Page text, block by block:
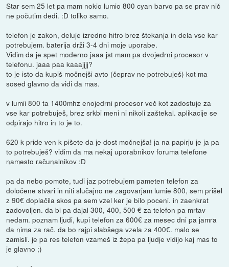
Star sem 25 let pa mam nokio lumio 800 cyan barvo pa se prav nič
ne počutim dedi. :D toliko samo.
telefon je zakon, deluje izredno hitro brez štekanja in dela vse kar
potrebujem. baterija drži 3-4 dni moje uporabe.
Vidim da je spet moderno jaaa jst mam pa dvojedrni procesor v
telefonu. jaaa paa kaaajjjj?
to je isto da kupiš močnejši avto (čeprav ne potrebuješ) kot ma
sosed glavno da vidi da mas.
v lumii 800 ta 1400mhz enojedrni procesor več kot zadostuje za
vse kar potrebuješ, brez srkbi meni ni nikoli zaštekal. aplikacije se
odpirajo hitro in to je to.
620 k pride ven k pišete da je dost močnejša! ja na papirju je ja pa
to potrebuješ? vidim da ma nekaj uporabnikov foruma telefone
namesto računalnikov :D
pa da nebo pomote, tudi jaz potrebujem pameten telefon za
določene stvari in niti slučajno ne zagovarjam lumie 800, sem prišel
z 90€ doplačila skos pa sem vzel ker je bilo poceni. in zaenkrat
zadovoljen. da bi pa dajal 300, 400, 500 € za telefon pa mrtav
nedam. poznam ljudi, kupi telefon za 600€ za mesec dni pa jamra
da nima za rač. da bo rajpi slabšega vzela za 400€. malo se
zamisli. je pa res telefon vzameš iz žepa pa ljudje vidijo kaj mas to
je glavno ;)